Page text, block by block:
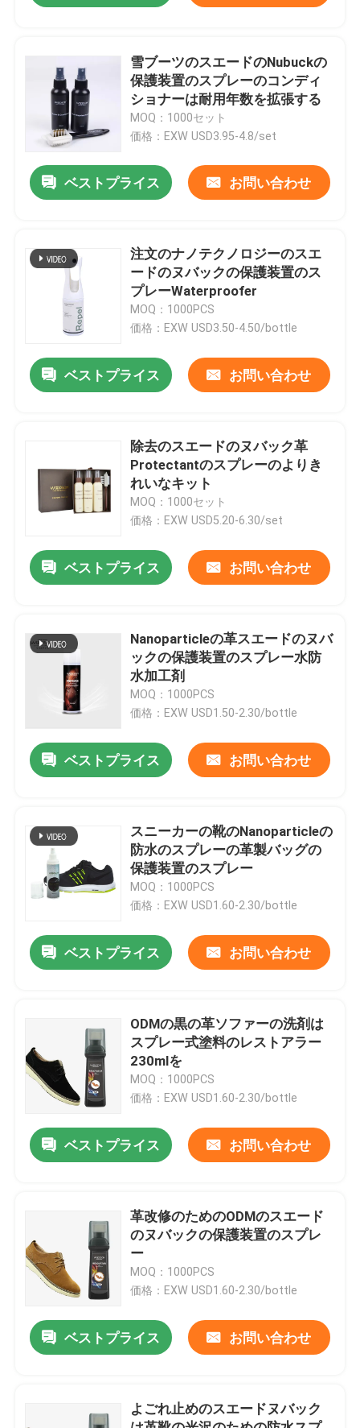
ホーム
企業情報
品質管理
ニュース
ヌバックの革心配のキット
PUレザーケアキット
雪ブーツのスエードのNubuckの
保護装置のスプレーのコンディ
ショナーは耐用年数を拡張する
MOQ：1000セット
価格：EXW USD3.95-4.8/set
ベストプライス お問い合わせ
注文のナノテクノロジーのスエ
ードのヌバックの保護装置のス
プレーWaterproofer
MOQ：1000PCS
価格：EXW USD3.50-4.50/bottle
ベストプライス お問い合わせ
除去のスエードのヌバック革
Protectantのスプレーのよりき
れいなキット
MOQ：1000セット
価格：EXW USD5.20-6.30/set
ベストプライス お問い合わせ
Nanoparticleの革スエードのヌバ
ックの保護装置のスプレー水防
水加工剤
MOQ：1000PCS
価格：EXW USD1.50-2.30/bottle
ベストプライス お問い合わせ
スニーカーの靴のNanoparticleの
防水のスプレーの革製バッグの
保護装置のスプレー
MOQ：1000PCS
価格：EXW USD1.60-2.30/bottle
ベストプライス お問い合わせ
ODMの黒の革ソファーの洗剤は
スプレー式塗料のレストアラー
230mlを
MOQ：1000PCS
価格：EXW USD1.60-2.30/bottle
ベストプライス お問い合わせ
革改修のためのODMのスエード
のヌバックの保護装置のスプレ
ー
MOQ：1000PCS
価格：EXW USD1.60-2.30/bottle
ベストプライス お問い合わせ
よごれ止めのスエードヌバック